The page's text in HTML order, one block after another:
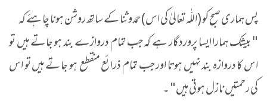
پس ہماری صبح کو (اللّٰہ تعالیٰ کی اس) حمدوثنا کے ساتھ روشن ہونا چاہئے کہ
" بیشک ہمارا ایسا پروردگار ہے کہ جب تمام دروازے بند ہو جاتے ہیں تو
اس کا دروازہ بند نہیں ہوتا اور جب تمام ذرائع منقطع ہو جاتے ہیں تو اس
کی رحمتیں نازل ہوتی ہیں" ۔